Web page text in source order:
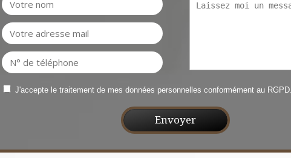
J'accepte le traitement de mes données personnelles conformément au RGPD.